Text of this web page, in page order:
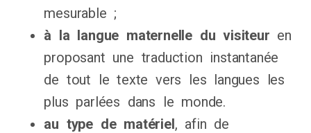
mesurable ;
à la langue maternelle du visiteur en
proposant une traduction instantanée
de tout le texte vers les langues les
plus parlées dans le monde.
au type de matériel, afin de